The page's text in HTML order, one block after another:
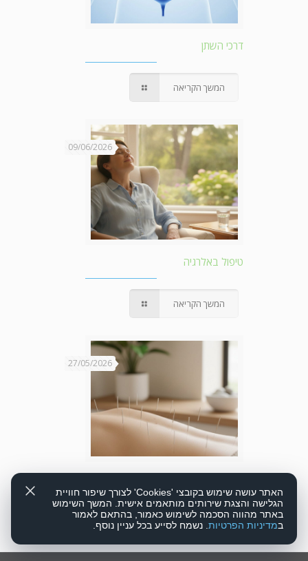
דרכי השתן
המשך הקריאה
09/06/2026
טיפול באלרגיה
המשך הקריאה
27/05/2026
המשך הקריאה
האתר עושה שימוש בקובצי 'Cookies' לצורך שיפור חוויית
הגלישה והצגת שירותים מותאמים אישית. המשך השימוש
באתר מהווה הסכמה לשימוש כאמור, בהתאם לאמור
במדיניות הפרטיות . נשמח לסייע בכל עניין נוסף.